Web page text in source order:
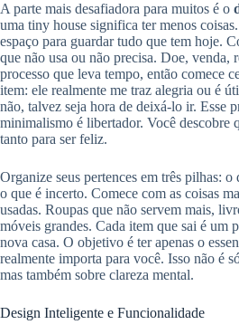
A parte mais desafiadora para muitos é o
uma tiny house significa ter menos
espaço para guardar tudo que tem hoje.
que não usa ou não precisa. Doe, venda,
processo que leva tempo, então comece
item: ele realmente me traz alegria ou é
não, talvez seja hora de deixá-lo ir. Esse
minimalismo é libertador. Você descobre
tanto para ser feliz.
Organize seus pertences em três pilhas:
o que é incerto. Comece com as coisas
usadas. Roupas que não servem mais,
móveis grandes. Cada item que sai é um
nova casa. O objetivo é ter apenas o
realmente importa para você. Isso não é
mas também sobre clareza mental.
Design Inteligente e Funcionalidade